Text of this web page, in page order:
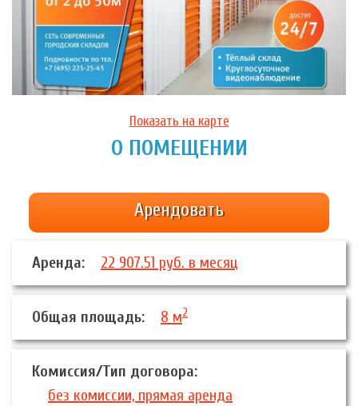
Показать на карте
О ПОМЕЩЕНИИ
Арендовать
Аренда: 22 907.51 руб. в месяц
Общая площадь: 8 м2
Комиссия/Тип договора:
без комиссии, прямая аренда